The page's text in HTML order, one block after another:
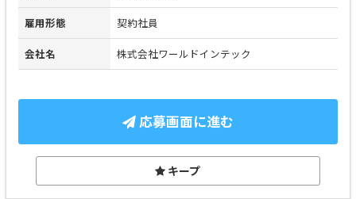
雇用形態 契約社員
会社名 株式会社ワールドインテック
応募画面に進む
キープ